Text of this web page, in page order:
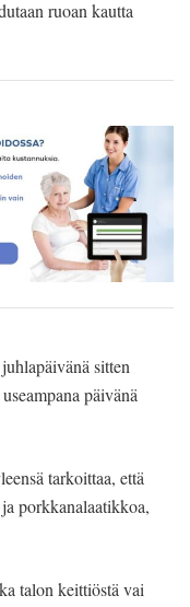
ruoan kautta
sitten
päivänä
tarkoittaa, että
porkkanalaatikkoa,
talon keittiöstä vai